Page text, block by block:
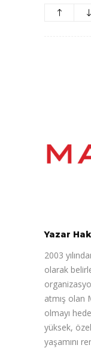
Yazar
2003
olarak
atmış olan
olmayı
yüksek,
yaşamını